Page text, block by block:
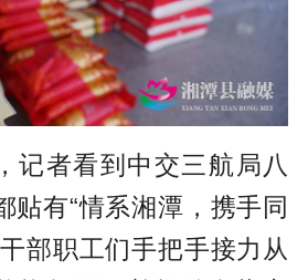
记者看到中交三航局八
贴有“情系湘潭，携手同
部职工们手把手接力从